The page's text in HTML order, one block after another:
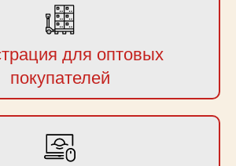
для оптовых
покупателей